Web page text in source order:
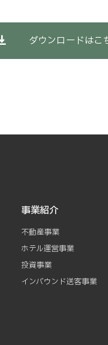
ダウンロードはこ
事業紹介
不動産事業
ホテル運営事業
投資事業
インバウンド送客事業